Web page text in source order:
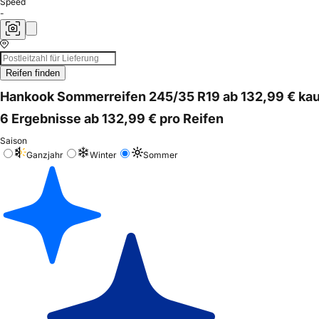
-
Reifen finden
Hankook Sommerreifen 245/35 R19 ab 132,99 €
6 Ergebnisse ab 132,99 € pro Reifen
Saison
Ganzjahr
Winter Sommer